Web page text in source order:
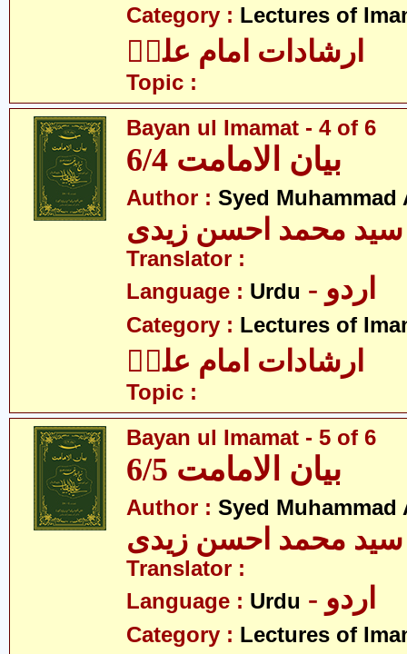
Category : Lectures of
ارشادات امام علیؑ
Topic :
Bayan ul Imamat - 4 of 6
بیان الامامت 6/4
Author : Syed Muhammad
سید محمد احسن زیدی
Translator :
Language : Urdu - اردو
Category : Lectures of
ارشادات امام علیؑ
Topic :
Bayan ul Imamat - 5 of 6
بیان الامامت 6/5
Author : Syed Muhammad
سید محمد احسن زیدی
Translator :
Language : Urdu - اردو
Category : Lectures of